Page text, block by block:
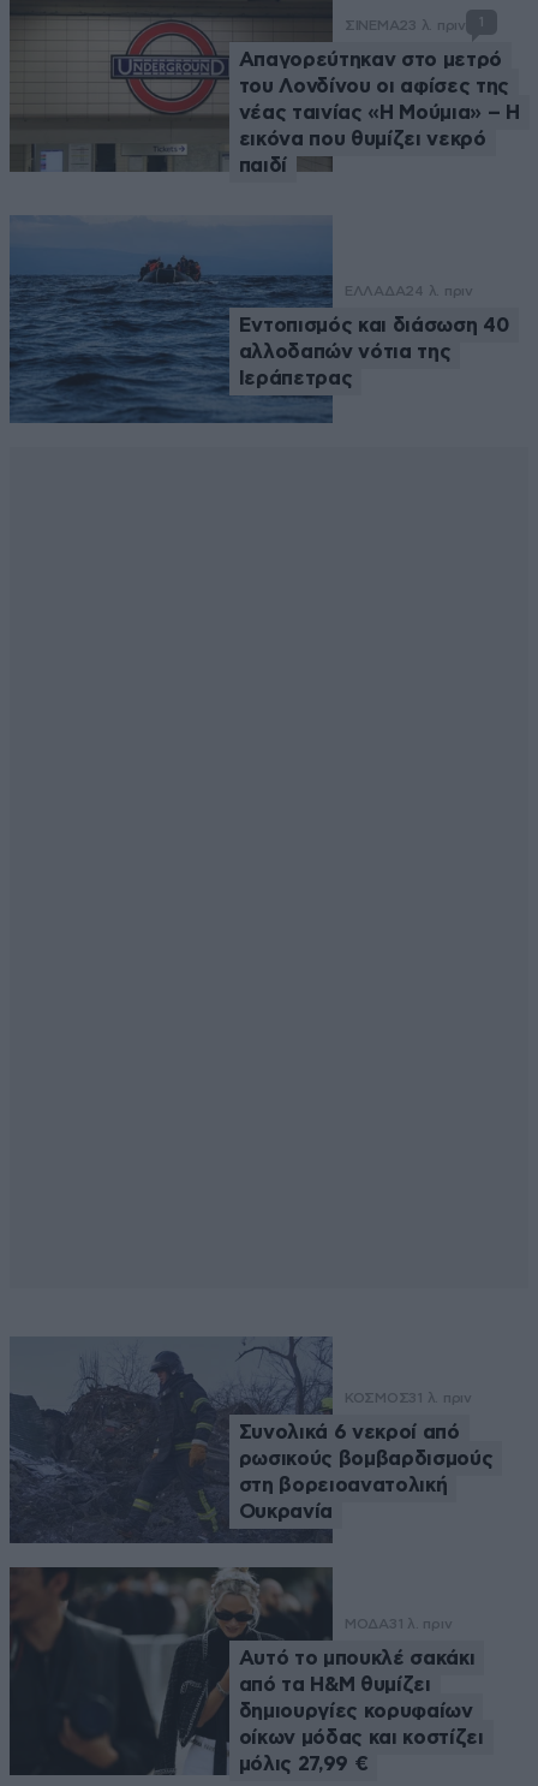
ΣΙΝΕΜΑ23 λ. πριν 1
Απαγορεύτηκαν στο μετρό
του Λονδίνου οι αφίσες της
νέας ταινίας «Η Μούμια» – Η
εικόνα που θυμίζει νεκρό
παιδί
ΕΛΛΑΔΑ24 λ. πριν
Εντοπισμός και διάσωση 40
αλλοδαπών νότια της
Ιεράπετρας
ΚΟΣΜΟΣ31 λ. πριν
Συνολικά 6 νεκροί από
ρωσικούς βομβαρδισμούς
στη βορειοανατολική
Ουκρανία
ΜΟΔΑ31 λ. πριν
Αυτό το μπουκλέ σακάκι
από τα H&M θυμίζει
δημιουργίες κορυφαίων
οίκων μόδας και κοστίζει
μόλις 27,99 €